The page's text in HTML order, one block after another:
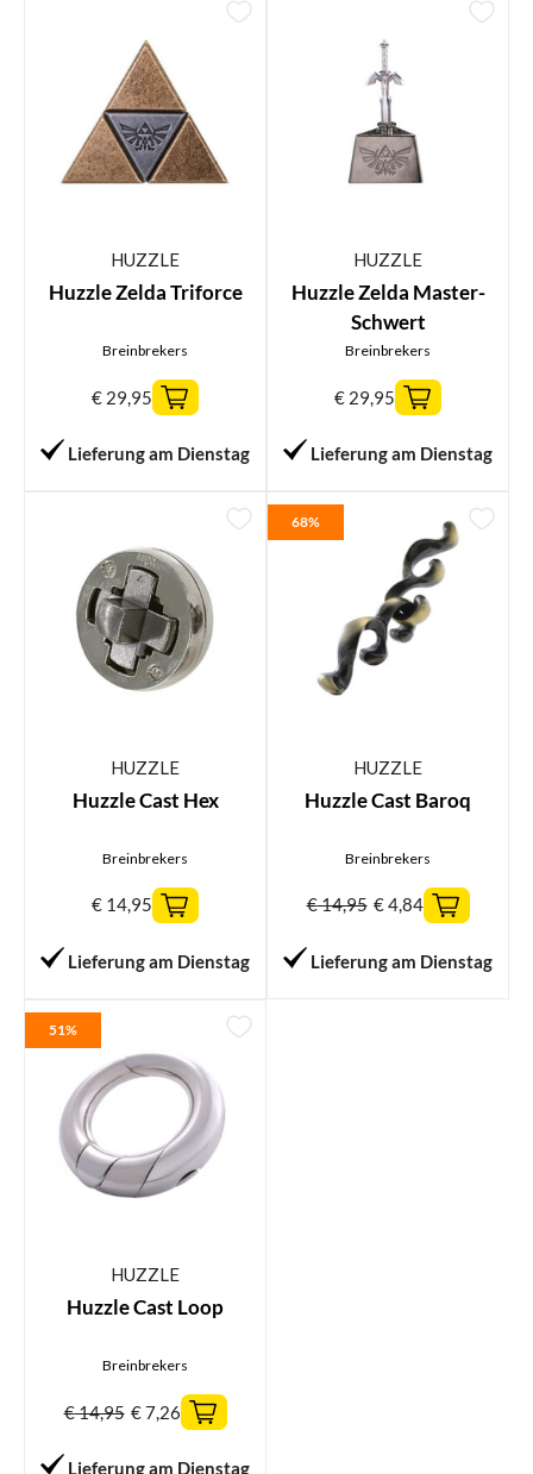
HUZZLE
Huzzle Zelda Triforce
Breinbrekers
€ 29,95
Lieferung am Dienstag
HUZZLE
Huzzle Zelda Master-
Schwert
Breinbrekers
€ 29,95
Lieferung am Dienstag
HUZZLE
Huzzle Cast Hex
Breinbrekers
€ 14,95
Lieferung am Dienstag
68%
HUZZLE
Huzzle Cast Baroq
Breinbrekers
€14,95 €4,84
Lieferung am Dienstag
51%
HUZZLE
Huzzle Cast Loop
Breinbrekers
€14,95 €7,26
Lieferung am Dienstag